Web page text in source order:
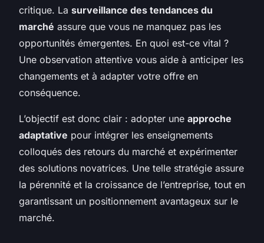
critique. La surveillance des tendances du
marché assure que vous ne manquez pas les
opportunités émergentes. En quoi est-ce vital ?
Une observation attentive vous aide à anticiper les
changements et à adapter votre offre en
conséquence.
L’objectif est donc clair : adopter une approche
adaptative pour intégrer les enseignements
colloqués des retours du marché et expérimenter
des solutions novatrices. Une telle stratégie assure
la pérennité et la croissance de l’entreprise, tout en
garantissant un positionnement avantageux sur le
marché.